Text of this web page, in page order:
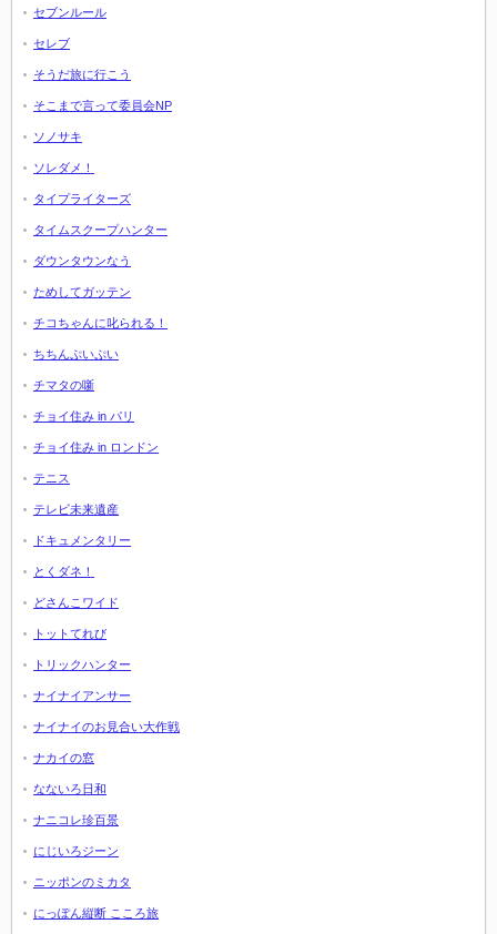
セブンルール
セレブ
そうだ旅に行こう
そこまで言って委員会NP
ソノサキ
ソレダメ！
タイプライターズ
タイムスクープハンター
ダウンタウンなう
ためしてガッテン
チコちゃんに叱られる！
ちちんぷいぷい
チマタの噺
チョイ住み in パリ
チョイ住み in ロンドン
テニス
テレビ未来遺産
ドキュメンタリー
とくダネ！
どさんこワイド
トットてれび
トリックハンター
ナイナイアンサー
ナイナイのお見合い大作戦
ナカイの窓
なないろ日和
ナニコレ珍百景
にじいろジーン
ニッポンのミカタ
にっぽん縦断 こころ旅